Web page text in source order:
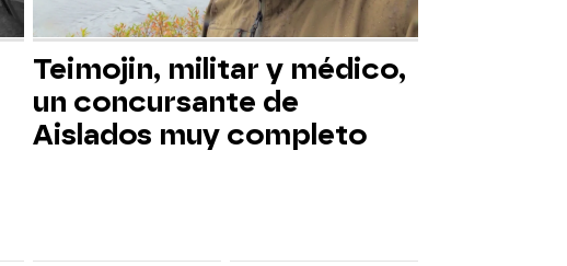
Teimojin, militar y médico,
un concursante de
Aislados muy completo